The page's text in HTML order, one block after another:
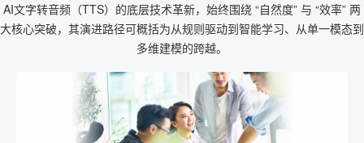
AI文字转音频（TTS）的底层技术革新，始终围绕 “自然度” 与 “效率” 两
大核心突破，其演进路径可概括为从规则驱动到智能学习、从单一模态到
多维建模的跨越。